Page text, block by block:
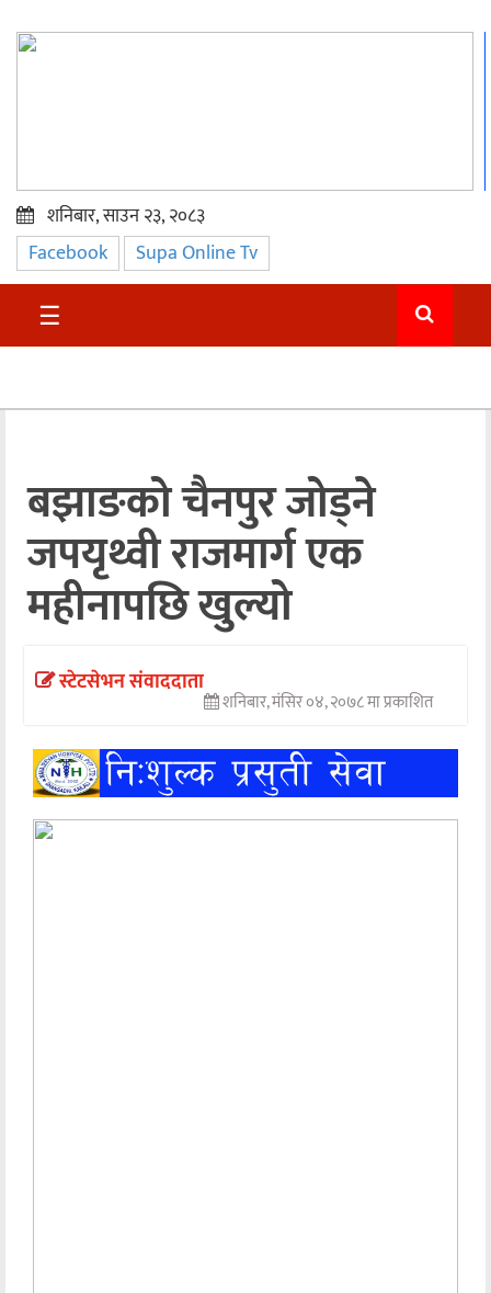
प्रमुख
समाचार
सुदुर
अन्तराष्ट्रिय
अन्तर्वार्ता
अर्थ
खेलकुद
मनोरञ्जन
शनिबार, साउन २३, २०८३
Facebook Supa Online Tv
☰
बझाङको चैनपुर जोड्ने
जपयृथ्वी राजमार्ग एक
महीनापछि खुल्यो
स्टेटसेभन संवाददाता
शनिबार, मंसिर ०४, २०७८ मा प्रकाशित